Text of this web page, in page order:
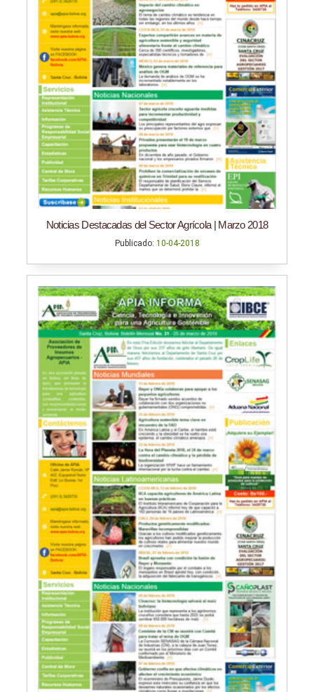
Noticias Destacadas del Sector Agrícola | Marzo 2018
Publicado: 10-04-2018